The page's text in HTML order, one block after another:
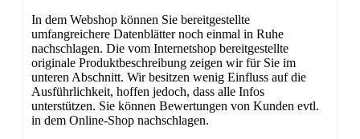
In dem Webshop können Sie bereitgestellte
umfangreichere Datenblätter noch einmal in Ruhe
nachschlagen. Die vom Internetshop bereitgestellte
originale Produktbeschreibung zeigen wir für Sie im
unteren Abschnitt. Wir besitzen wenig Einfluss auf die
Ausführlichkeit, hoffen jedoch, dass alle Infos
unterstützen. Sie können Bewertungen von Kunden evtl.
in dem Online-Shop nachschlagen.